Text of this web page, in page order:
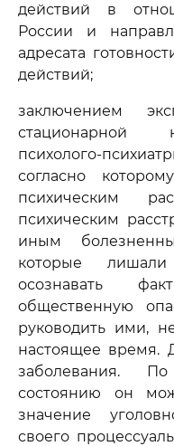
действий в
России и
адресата
действий;
заключением
стационарной
психолого-
согласно
психическим
психическим
иным
которые
осознавать
общественную
руководить ими,
настоящее время.
заболевания.
состоянию он
значение
своего